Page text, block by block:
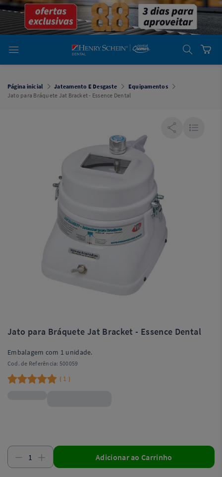
emDental
Cremer -
Henry Schein
Laboratório
Laboratório
Cremer -
Henry Schein
Dental
Cremer
Simples
Dental
Odontológico
Página inicial Jateamento E Desgaste
Equipamentos
Jato para Bráquete Jat Bracket - Essence Dental
Jato para Bráquete Jat Bracket - Essence Dental
Embalagem com 1 unidade.
Cod. de Referência: 500059
( 1 )
Adicionar ao Carrinho